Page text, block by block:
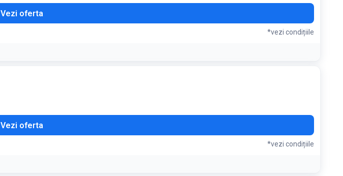
Vezi oferta
*vezi condițiile
Vezi oferta
*vezi condițiile